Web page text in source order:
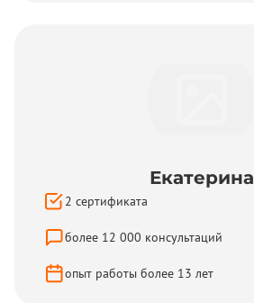
Екатерина
2 сертификата
более 12 000 консультаций
опыт работы более 13 лет